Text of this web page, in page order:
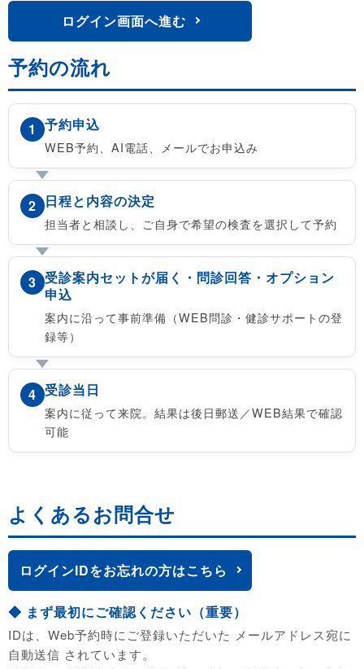
ログイン画面へ進む
予約の流れ
1 予約申込
WEB予約、AI電話、メールでお申込み
2 日程と内容の決定
担当者と相談し、ご自身で希望の検査を選択して予約
3 受診案内セットが届く・問診回答・オプション
申込
案内に沿って事前準備（WEB問診・健診サポートの登
録等）
4 受診当日
案内に従って来院。結果は後日郵送／WEB結果で確認
可能
よくあるお問合せ
ログインIDをお忘れの方はこちら
◆ まず最初にご確認ください（重要）
IDは、Web予約時にご登録いただいた メールアドレス宛に
自動送信 されています。